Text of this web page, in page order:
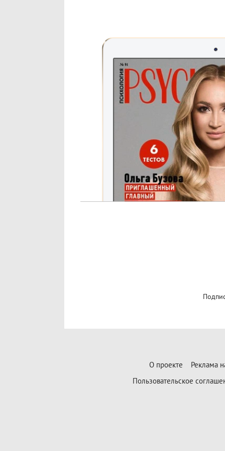
О проекте
Реклама
Пользовательское